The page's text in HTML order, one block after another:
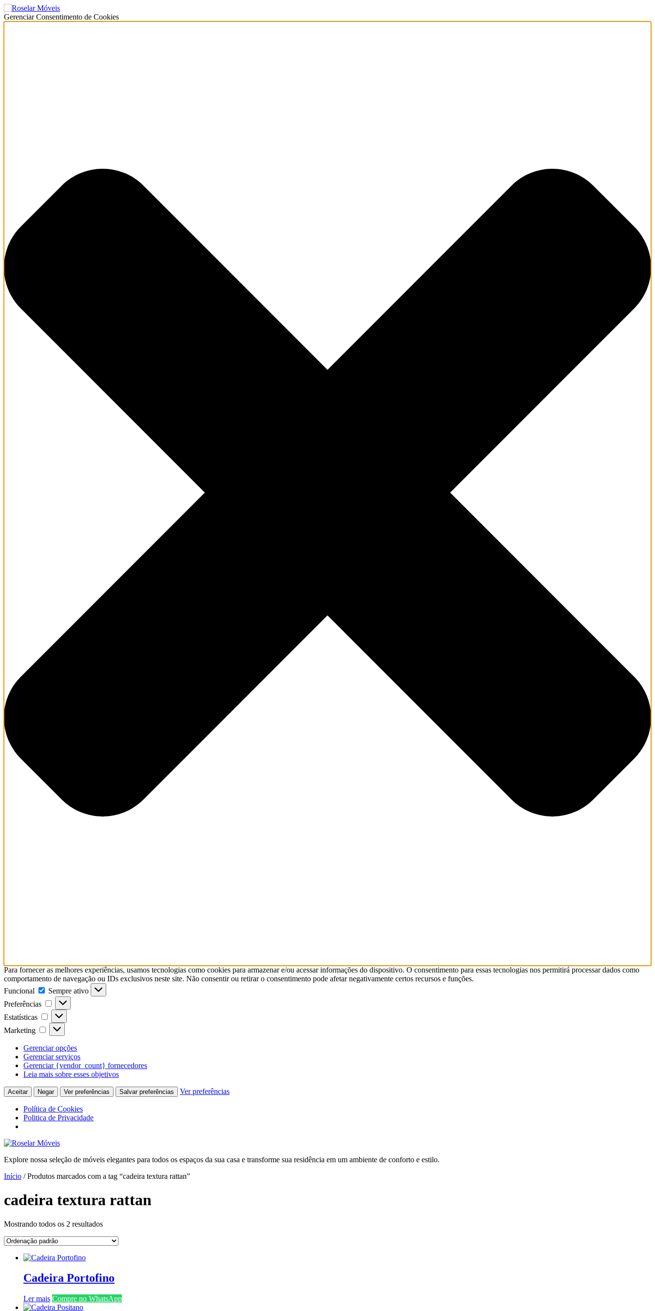
Gerenciar Consentimento de Cookies
Para fornecer as melhores experiências, usamos tecnologias como cookies para armazenar e/ou acessar informações do dispositivo. O consentimento para essas tecnologias nos permitirá processar dados como
comportamento de navegação ou IDs exclusivos neste site. Não consentir ou retirar o consentimento pode afetar negativamente certos recursos e funções.
Funcional
Funcional
Sempre ativo
Preferências
Preferências
Estatísticas Estatísticas
Marketing Marketing
Gerenciar opções
Gerenciar serviços
Gerenciar {vendor_count} fornecedores
Leia mais sobre esses objetivos
Aceitar Negar Ver preferências Salvar preferências Ver preferências
Política de Cookies
Politica de Privacidade
Ir
o
Explore nossa seleção de móveis elegantes para todos os espaços da sua casa e transforme sua residência em um ambiente de conforto e estilo.
Início / Produtos marcados com a tag “cadeira textura rattan”
cadeira textura rattan
Mostrando todos os 2 resultados
Cadeira Portofino
Ler mais Compre no WhatsApp